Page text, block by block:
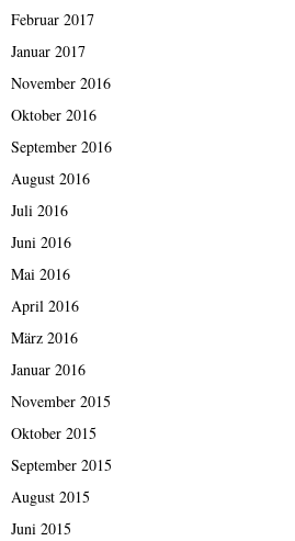
Februar 2017
Januar 2017
November 2016
Oktober 2016
September 2016
August 2016
Juli 2016
Juni 2016
Mai 2016
April 2016
März 2016
Januar 2016
November 2015
Oktober 2015
September 2015
August 2015
Juni 2015